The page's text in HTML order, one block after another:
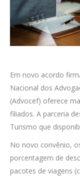
Em novo acordo
Nacional dos
(Advocef) oferece
filiados. A parceria
Turismo que
No novo convênio,
porcentagem de
pacotes de viagens